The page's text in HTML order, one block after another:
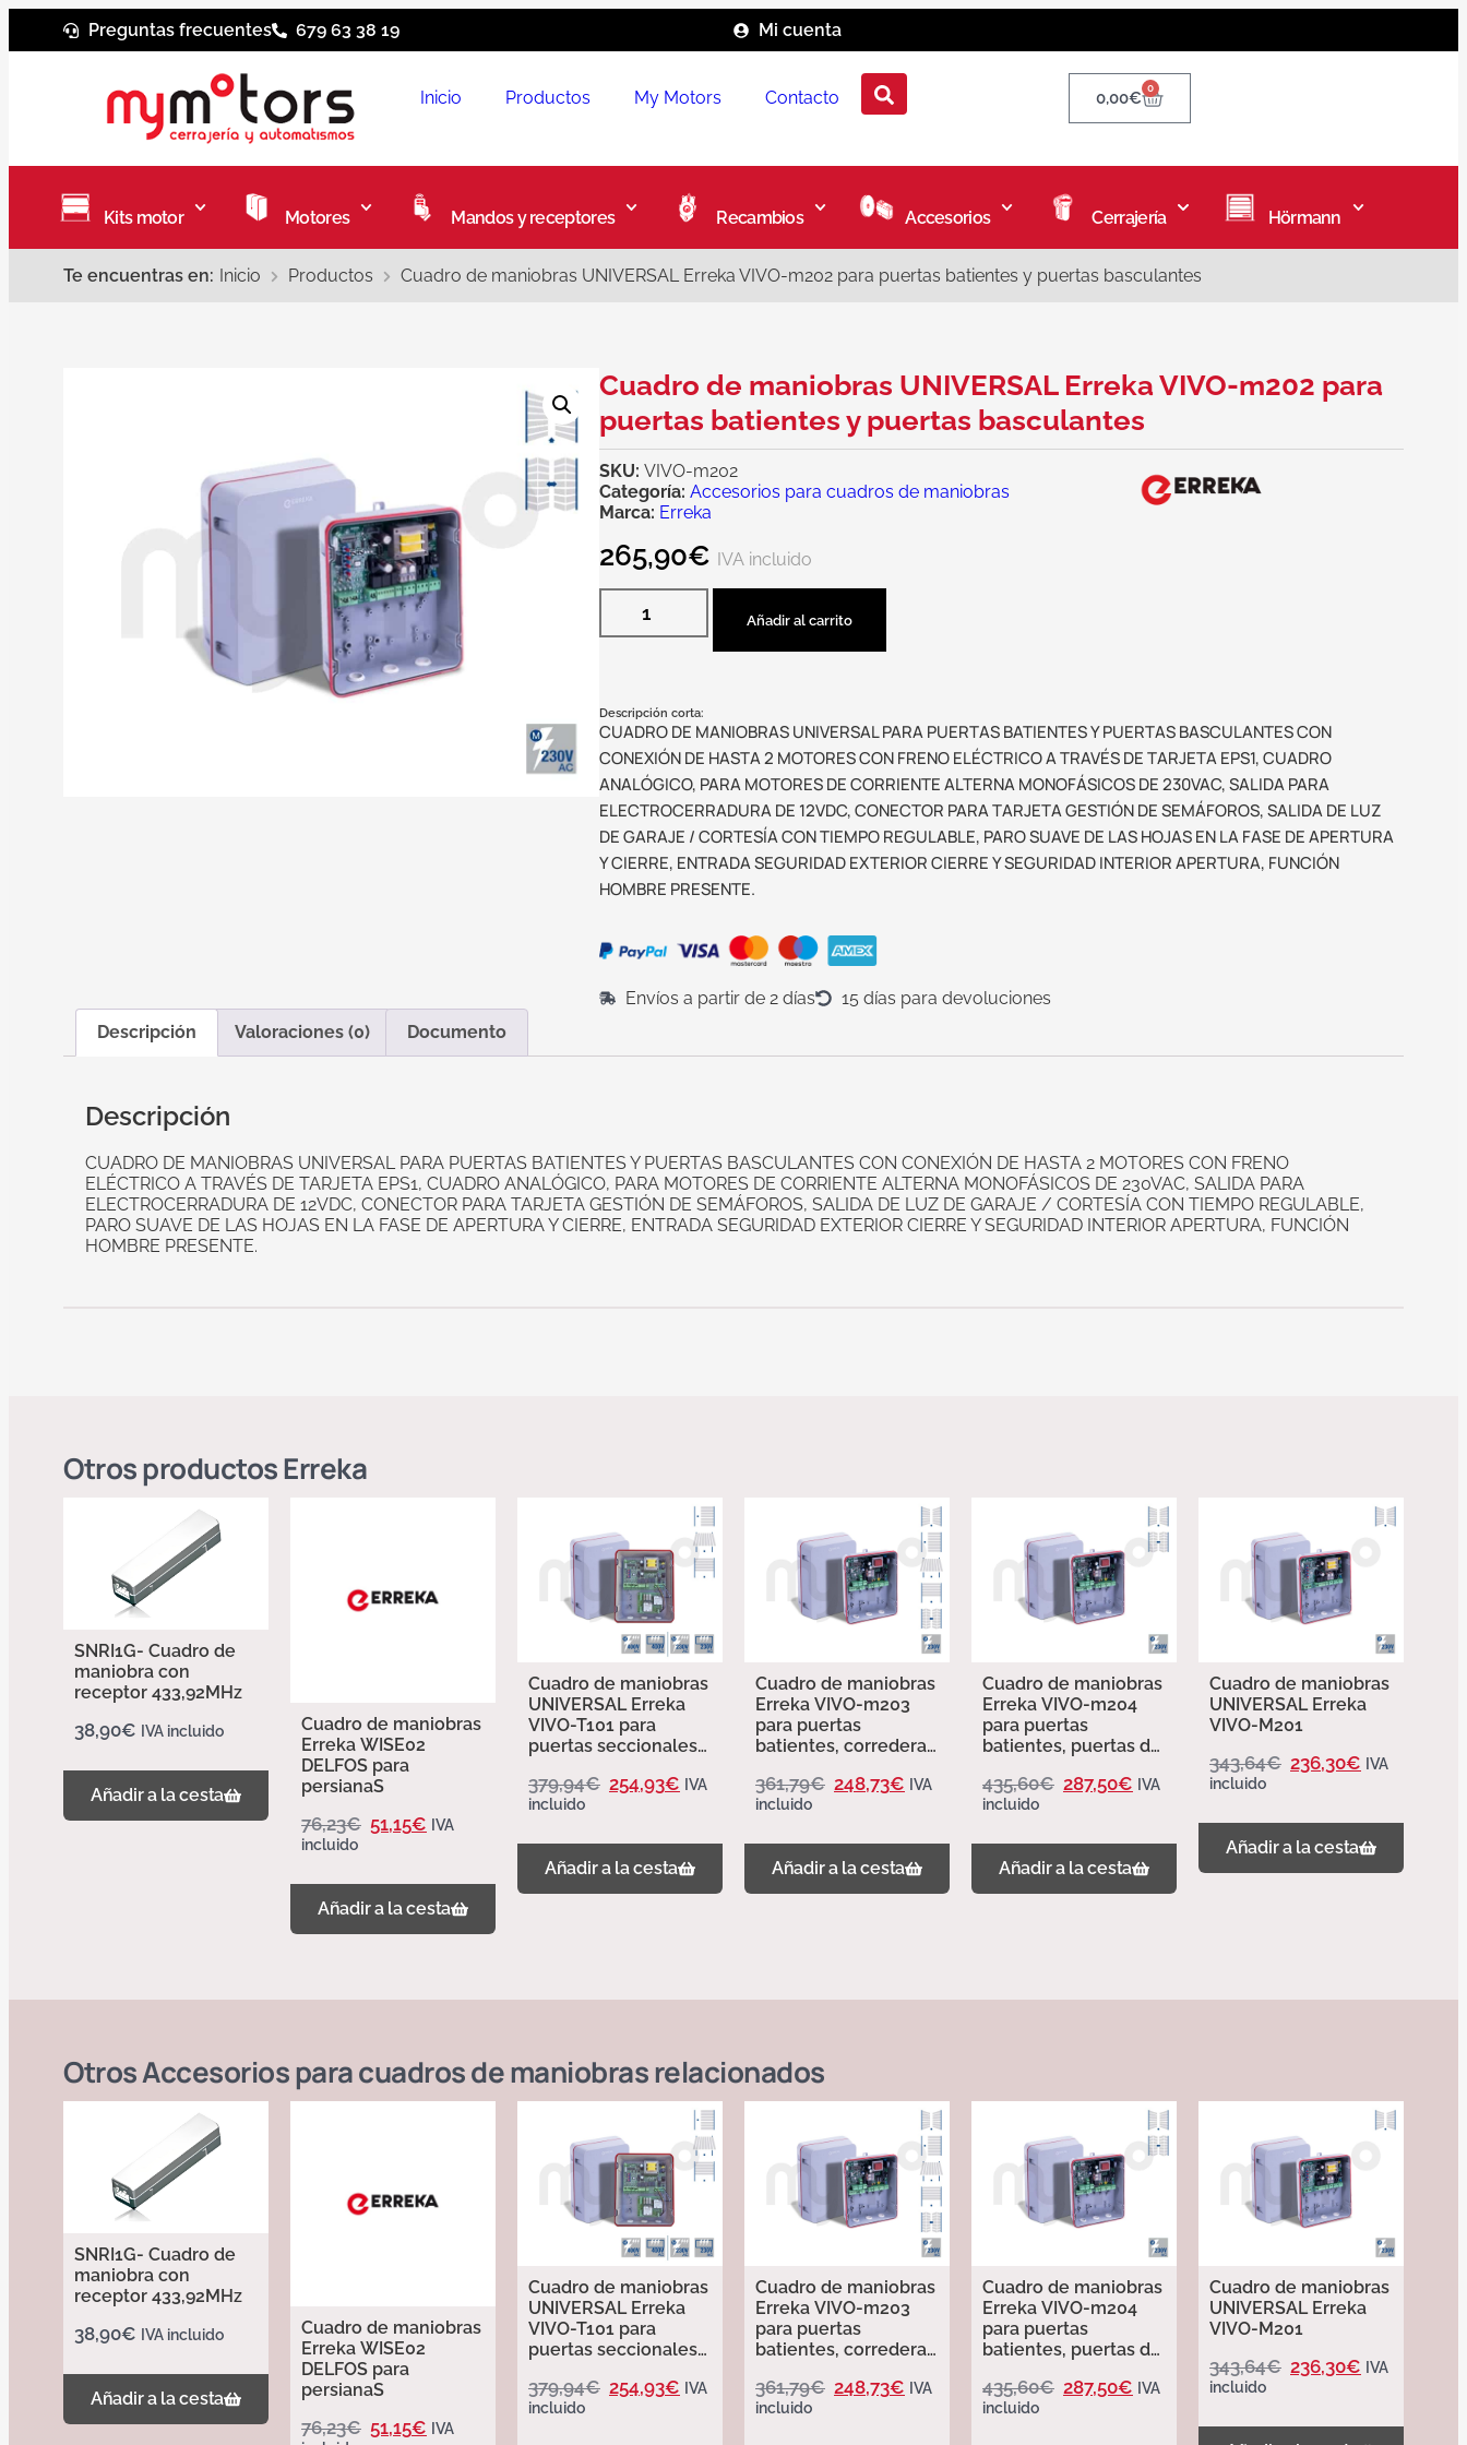
Preguntas frecuentes 679 63 38 19 Mi cuenta
Inicio Productos My Motors Contacto 0,00€ 0
Kits motor Motores Mandos y receptores Recambios Accesorios Cerrajería Hörmann
Te encuentras en: Inicio Productos Cuadro de maniobras UNIVERSAL Erreka VIVO-m202 para puertas batientes y puertas basculantes
Cuadro de maniobras UNIVERSAL Erreka VIVO-m202 para
puertas batientes y puertas basculantes
SKU:VIVO-m202
Categoría:Accesorios para cuadros de maniobras
Marca: Erreka
265,90€ IVA incluido
Añadir al carrito
Descripción corta:
CUADRO DE MANIOBRAS UNIVERSAL PARA PUERTAS BATIENTES Y PUERTAS BASCULANTES CON
CONEXIÓN DE HASTA 2 MOTORES CON FRENO ELÉCTRICO A TRAVÉS DE TARJETA EPS1, CUADRO
ANALÓGICO, PARA MOTORES DE CORRIENTE ALTERNA MONOFÁSICOS DE 230VAC, SALIDA PARA
ELECTROCERRADURA DE 12VDC, CONECTOR PARA TARJETA GESTIÓN DE SEMÁFOROS, SALIDA DE LUZ
DE GARAJE / CORTESÍA CON TIEMPO REGULABLE, PARO SUAVE DE LAS HOJAS EN LA FASE DE APERTURA
Y CIERRE, ENTRADA SEGURIDAD EXTERIOR CIERRE Y SEGURIDAD INTERIOR APERTURA, FUNCIÓN
HOMBRE PRESENTE.
Envíos a partir de 2 días
15 días para devoluciones
Descripción
Valoraciones (0) Documento
Descripción
CUADRO DE MANIOBRAS UNIVERSAL PARA PUERTAS BATIENTES Y PUERTAS BASCULANTES CON CONEXIÓN DE HASTA 2 MOTORES CON FRENO
ELÉCTRICO A TRAVÉS DE TARJETA EPS1, CUADRO ANALÓGICO, PARA MOTORES DE CORRIENTE ALTERNA MONOFÁSICOS DE 230VAC, SALIDA PARA
ELECTROCERRADURA DE 12VDC, CONECTOR PARA TARJETA GESTIÓN DE SEMÁFOROS, SALIDA DE LUZ DE GARAJE / CORTESÍA CON TIEMPO REGULABLE,
PARO SUAVE DE LAS HOJAS EN LA FASE DE APERTURA Y CIERRE, ENTRADA SEGURIDAD EXTERIOR CIERRE Y SEGURIDAD INTERIOR APERTURA, FUNCIÓN
HOMBRE PRESENTE.
Otros productosErreka
SNRI1G- Cuadro de
maniobra con
receptor 433,92MHz
38,90€ IVA incluido
Añadir a la cesta
Cuadro de maniobras
Erreka WISE02
DELFOS para
persianaS
76,23€ 51,15€ IVA
incluido
Añadir a la cesta
Cuadro de maniobras
UNIVERSAL Erreka
VIVO-T101 para
puertas seccionales
379,94€ 254,93€ IVA
incluido
Añadir a la cesta
Cuadro de maniobras
Erreka VIVO-m203
para puertas
batientes, correderas
361,79€ 248,73€ IVA
incluido
Añadir a la cesta
Cuadro de maniobras
Erreka VIVO-m204
para puertas
batientes, puertas de
basculantes
435,60€ 287,50€ IVA
incluido
Añadir a la cesta
Cuadro de maniobras
UNIVERSAL Erreka
VIVO-M201
343,64€ 236,30€ IVA
incluido
Añadir a la cesta
OtrosAccesorios para cuadros de maniobrasrelacionados
SNRI1G- Cuadro de
maniobra con
receptor 433,92MHz
38,90€ IVA incluido
Añadir a la cesta
Cuadro de maniobras
Erreka WISE02
DELFOS para
persianaS
76,23€ 51,15€ IVA
Cuadro de maniobras
UNIVERSAL Erreka
VIVO-T101 para
puertas seccionales
379,94€ 254,93€ IVA
incluido
Cuadro de maniobras
Erreka VIVO-m203
para puertas
batientes, correderas
361,79€ 248,73€ IVA
incluido
Cuadro de maniobras
Erreka VIVO-m204
para puertas
batientes, puertas de
basculantes
435,60€ 287,50€ IVA
incluido
Cuadro de maniobras
UNIVERSAL Erreka
VIVO-M201
343,64€ 236,30€ IVA
incluido